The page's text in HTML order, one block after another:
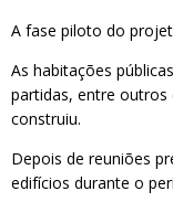
A fase piloto do
As habitações
partidas, entre outros
construiu.
Depois de reuniões
edifícios durante o